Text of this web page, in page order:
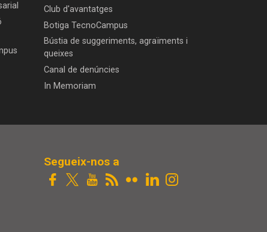
Club d'avantatges
Botiga TecnoCampus
Bústia de suggeriments, agraïments i
queixes
Canal de denúncies
In Memoriam
Segueix-nos a